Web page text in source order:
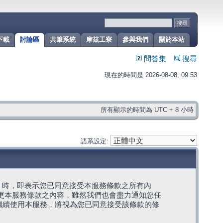
關於本站
參與我們
摩茲工寮
共筆系統
討論區
載
問答集 搜尋
現在的時間是 2026-08-08, 09:53
所有顯示的時間為 UTC + 8 小時
語系設定:
，即表示您已同意接受本服務條款之所有內
服務條款之內容，雖然我們也會盡力通知您任
使用本服務，將視為您已同意接受該條款的修